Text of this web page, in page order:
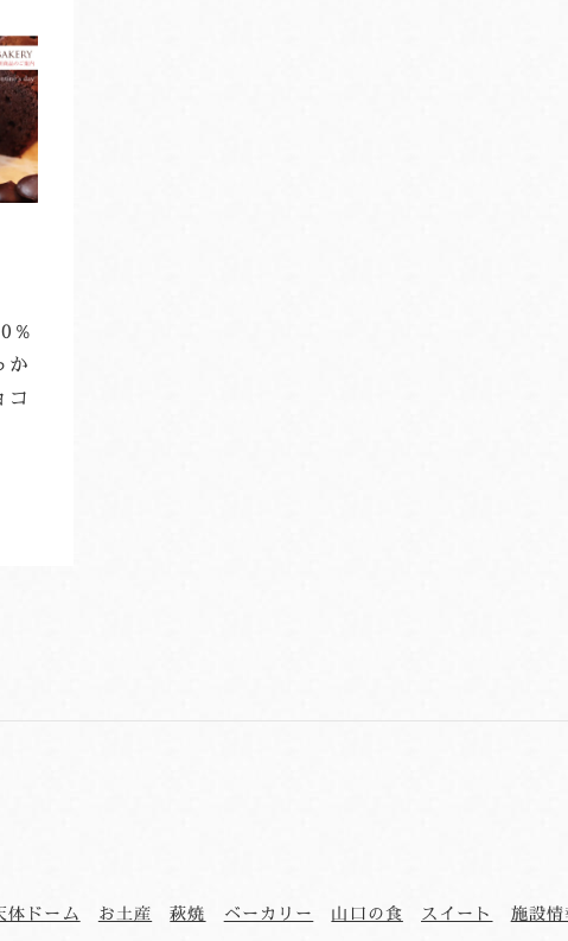
％
か
コ
体ドーム お土産 萩焼 ベーカリー 山口の食 スイート 施設